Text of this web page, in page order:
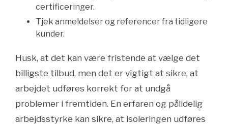
certificeringer.
Tjek anmeldelser og referencer fra tidligere
kunder.
Husk, at det kan være fristende at vælge det
billigste tilbud, men det er vigtigt at sikre, at
arbejdet udføres korrekt for at undgå
problemer i fremtiden. En erfaren og pålidelig
arbejdsstyrke kan sikre, at isoleringen udføres